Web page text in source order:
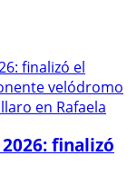
finalizó